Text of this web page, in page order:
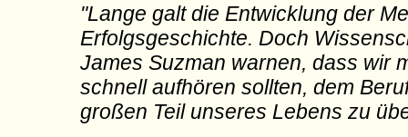
"Lange galt die Entwicklung der
Erfolgsgeschichte. Doch
James Suzman warnen, dass wir
schnell aufhören sollten, dem
großen Teil unseres Lebens zu